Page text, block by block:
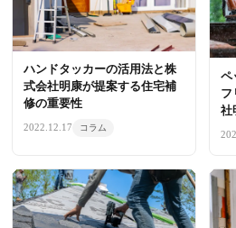
ハンドタッカーの活用法と株
式会社明康が提案する住宅補
修の重要性
2022.12.17 コラム
ペ
フ
社